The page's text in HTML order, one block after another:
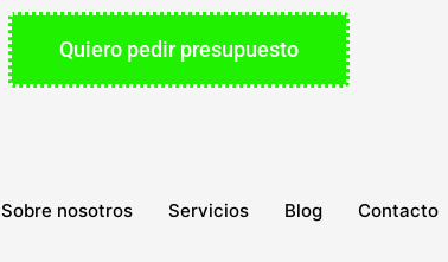
Quiero pedir presupuesto
Sobre nosotros Servicios Blog Contacto